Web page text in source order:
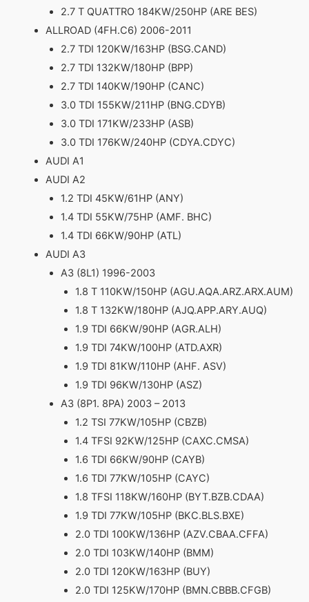
2.7 T QUATTRO 184KW/250HP (ARE BES)
ALLROAD (4FH.C6) 2006-2011
2.7 TDI 120KW/163HP (BSG.CAND)
2.7 TDI 132KW/180HP (BPP)
2.7 TDI 140KW/190HP (CANC)
3.0 TDI 155KW/211HP (BNG.CDYB)
3.0 TDI 171KW/233HP (ASB)
3.0 TDI 176KW/240HP (CDYA.CDYC)
AUDI A1
AUDI A2
1.2 TDI 45KW/61HP (ANY)
1.4 TDI 55KW/75HP (AMF. BHC)
1.4 TDI 66KW/90HP (ATL)
AUDI A3
A3 (8L1) 1996-2003
1.8 T 110KW/150HP (AGU.AQA.ARZ.ARX.AUM)
1.8 T 132KW/180HP (AJQ.APP.ARY.AUQ)
1.9 TDI 66KW/90HP (AGR.ALH)
1.9 TDI 74KW/100HP (ATD.AXR)
1.9 TDI 81KW/110HP (AHF. ASV)
1.9 TDI 96KW/130HP (ASZ)
A3 (8P1. 8PA) 2003 – 2013
1.2 TSI 77KW/105HP (CBZB)
1.4 TFSI 92KW/125HP (CAXC.CMSA)
1.6 TDI 66KW/90HP (CAYB)
1.6 TDI 77KW/105HP (CAYC)
1.8 TFSI 118KW/160HP (BYT.BZB.CDAA)
1.9 TDI 77KW/105HP (BKC.BLS.BXE)
2.0 TDI 100KW/136HP (AZV.CBAA.CFFA)
2.0 TDI 103KW/140HP (BMM)
2.0 TDI 120KW/163HP (BUY)
2.0 TDI 125KW/170HP (BMN.CBBB.CFGB)